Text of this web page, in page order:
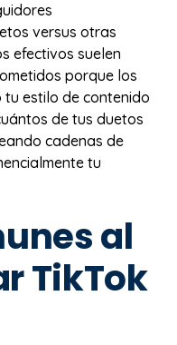
versus otras
efectivos suelen
porque los
estilo de contenido
de tus duetos
cadenas de
tu
al
TikTok